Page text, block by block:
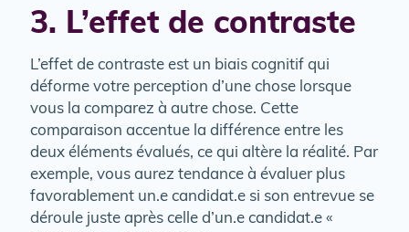
3. L’effet de contraste
L’effet de contraste est un biais cognitif qui
déforme votre perception d’une chose lorsque
vous la comparez à autre chose. Cette
comparaison accentue la différence entre les
deux éléments évalués, ce qui altère la réalité. Par
exemple, vous aurez tendance à évaluer plus
favorablement un.e candidat.e si son entrevue se
déroule juste après celle d’un.e candidat.e «